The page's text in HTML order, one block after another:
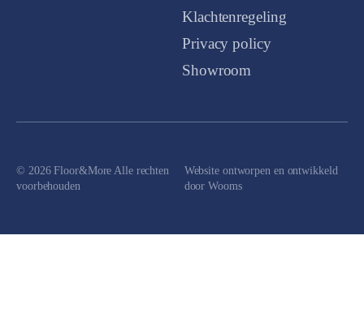
Klachtenregeling
Privacy policy
Showroom
© 2026 Floor&More Alle rechten
voorbehouden
Website ontworpen en ontwikkeld
doorWooms